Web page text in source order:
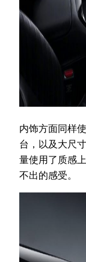
内饰方面同样
台，以及大尺
量使用了质感
不出的感受。